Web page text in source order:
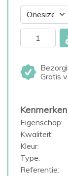
Gratis
Kenmerken
Eigenschap:
Kwaliteit:
Kleur:
Type:
Referentie: